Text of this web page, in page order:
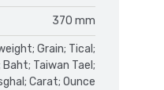
370 mm
Grain; Tical;
Taiwan Tael;
Carat; Ounce